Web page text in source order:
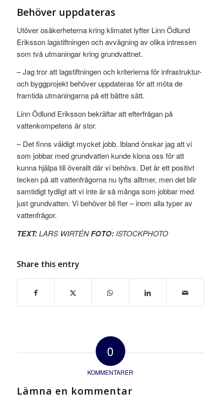
Behöver uppdateras
Utöver osäkerheterna kring klimatet lyfter Linn Ödlund
Eriksson lagstiftningen och avvägning av olika intressen
som två utmaningar kring grundvattnet.
– Jag tror att lagstiftningen och kriterierna för infrastruktur-
och byggprojekt behöver uppdateras för att möta de
framtida utmaningarna på ett bättre sätt.
Linn Ödlund Eriksson bekräftar att efterfrågan på
vattenkompetens är stor.
– Det finns väldigt mycket jobb. Ibland önskar jag att vi
som jobbar med grundvatten kunde klona oss för att
kunna hjälpa till överallt där vi behövs. Det är ett positivt
tecken på att vattenfrågorna nu lyfts alltmer, men det blir
samtidigt tydligt att vi inte är så många som jobbar med
just grundvatten. Vi behöver bli fler – inom alla typer av
vattenfrågor.
TEXT:LARS WIRTÉNFOTO:ISTOCKPHOTO
Share this entry
0
KOMMENTARER
Lämna en kommentar